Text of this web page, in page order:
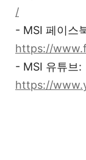
/
- MSI 페이스
https://
- MSI 유튜브:
https://